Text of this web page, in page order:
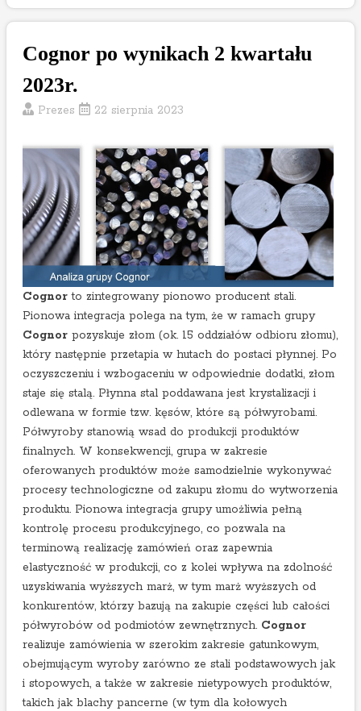
g
2
2
0
2
3
P
k
e
p
o
w
y
n
i
k
a
c
h
1
p
ó
r
o
c
z
a
2
0
2
3
r
.
Cognor po wynikach 2 kwartału
2023r.
Prezes 22 sierpnia 2023
Cognorto zintegrowany pionowo producent stali.
Pionowa integracja polega na tym, że w ramach grupy
Cognorpozyskuje złom (ok. 15 oddziałów odbioru złomu),
który następnie przetapia w hutach do postaci płynnej. Po
oczyszczeniu i wzbogaceniu w odpowiednie dodatki, złom
staje się stalą. Płynna stal poddawana jest krystalizacji i
odlewana w formie tzw. kęsów, które są półwyrobami.
Półwyroby stanowią wsad do produkcji produktów
finalnych. W konsekwencji, grupa w zakresie
oferowanych produktów może samodzielnie wykonywać
procesy technologiczne od zakupu złomu do wytworzenia
produktu. Pionowa integracja grupy umożliwia pełną
kontrolę procesu produkcyjnego, co pozwala na
terminową realizację zamówień oraz zapewnia
elastyczność w produkcji, co z kolei wpływa na zdolność
uzyskiwania wyższych marż, w tym marż wyższych od
konkurentów, którzy bazują na zakupie części lub całości
półwyrobów od podmiotów zewnętrznych. Cognor
realizuje zamówienia w szerokim zakresie gatunkowym,
obejmującym wyroby zarówno ze stali podstawowych jak
i stopowych, a także w zakresie nietypowych produktów,
takich jak blachy pancerne (w tym dla kołowych